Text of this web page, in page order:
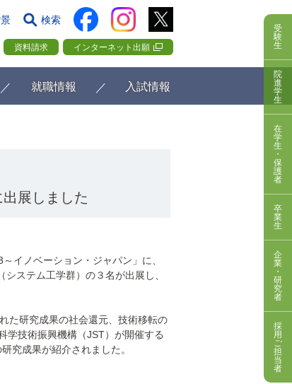
検索
資料請求 インターネット出願
就職情報 入試情報
受
験
生
院
進
学
生
在
学
生
・
保
護
者
卒
業
生
企
業
・
研
究
者
採
用
ご
担
当
者
展しました
イノベーション・ジャパン」に、
（システム工学群）の３名が出展し、
た研究成果の社会還元、技術移転の
学技術振興機構（JST）が開催する
究成果が紹介されました。